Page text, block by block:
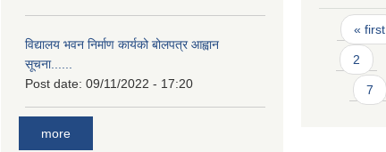
विद्यालय भवन निर्माण कार्यको बोलपत्र आह्वान
सूचना......
Post date: 09/11/2022 - 17:20
more
Pages
« first
2
7